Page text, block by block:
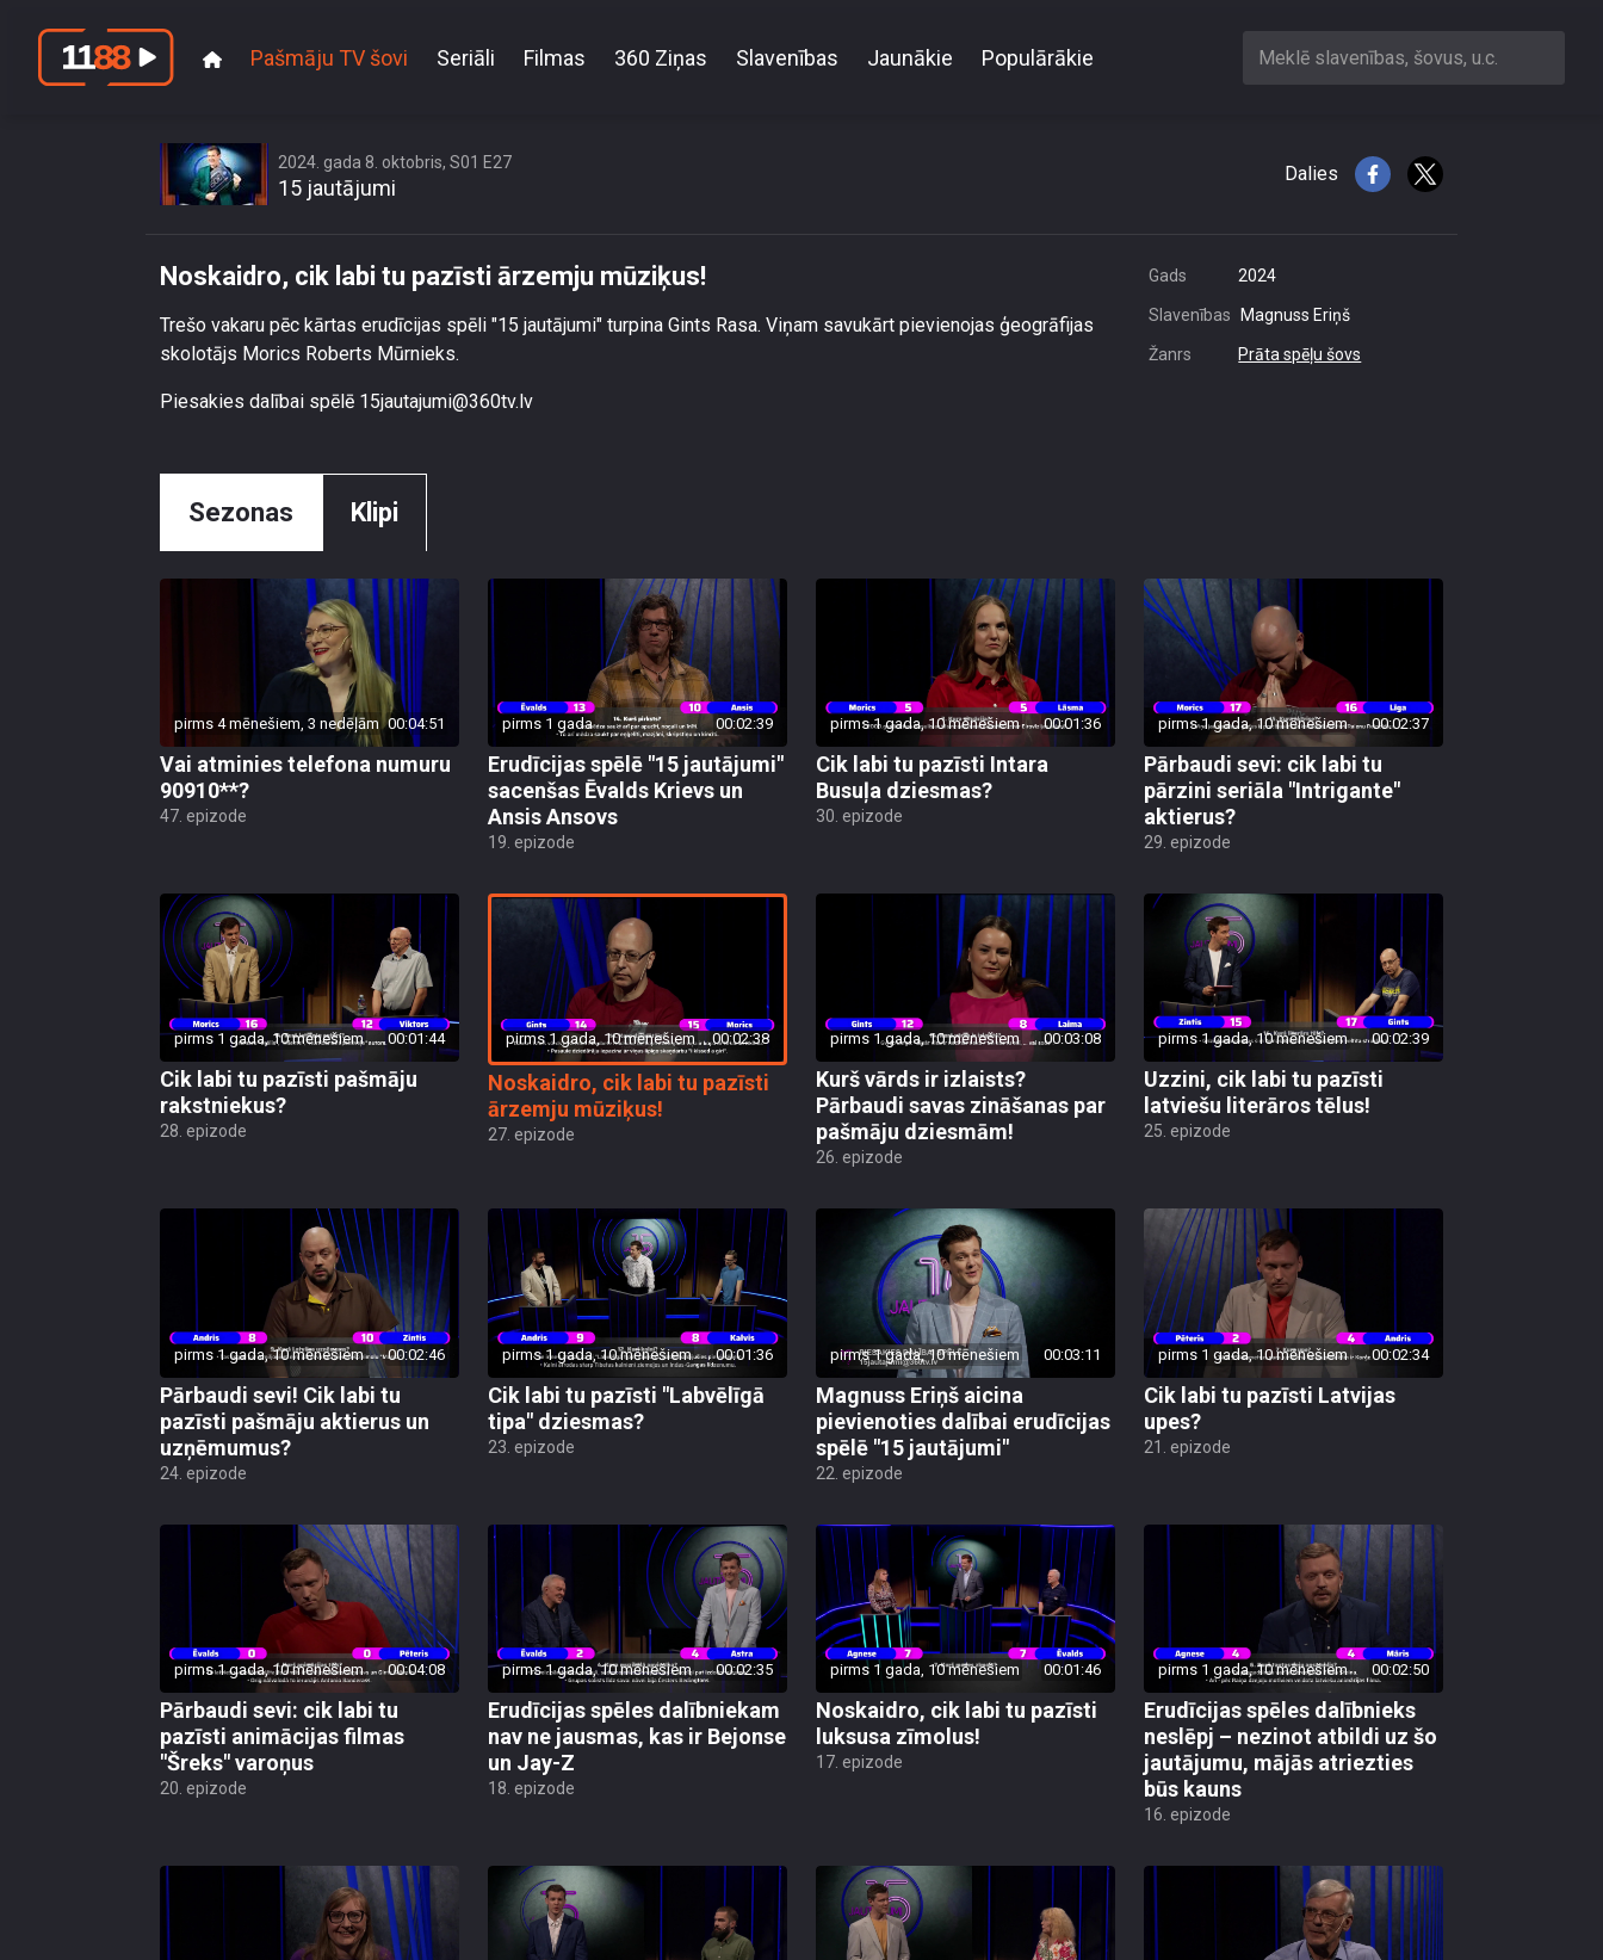
Pašmāju TV šovi Seriāli Filmas 360 Ziņas Slavenības Jaunākie Populārākie Meklē slavenības, šovus, u.c.
2024. gada 8. oktobris, S01 E27
15 jautājumi
Dalies
Noskaidro, cik labi tu pazīsti ārzemju mūziķus!
Trešo vakaru pēc kārtas erudīcijas spēli "15 jautājumi" turpina Gints Rasa. Viņam savukārt pievienojas ģeogrāfijas
skolotājs Morics Roberts Mūrnieks.
Piesakies dalībai spēlē 15jautajumi@360tv.lv
Gads 2024
Slavenības Magnuss Eriņš
Žanrs Prāta spēļu šovs
Sezonas Klipi
pirms 4 mēnešiem, 3 nedēļām 00:04:51
Vai atminies telefona numuru
90910**?
47. epizode
pirms 1 gada 00:02:39
Erudīcijas spēlē "15 jautājumi"
sacenšas Ēvalds Krievs un
Ansis Ansovs
19. epizode
pirms 1 gada, 10 mēnešiem 00:01:36
Cik labi tu pazīsti Intara
Busuļa dziesmas?
30. epizode
pirms 1 gada, 10 mēnešiem 00:02:37
Pārbaudi sevi: cik labi tu
pārzini seriāla "Intrigante"
aktierus?
29. epizode
pirms 1 gada, 10 mēnešiem 00:01:44
Cik labi tu pazīsti pašmāju
rakstniekus?
28. epizode
pirms 1 gada, 10 mēnešiem 00:02:38
Noskaidro, cik labi tu pazīsti
ārzemju mūziķus!
27. epizode
pirms 1 gada, 10 mēnešiem 00:03:08
Kurš vārds ir izlaists?
Pārbaudi savas zināšanas par
pašmāju dziesmām!
26. epizode
pirms 1 gada, 10 mēnešiem 00:02:39
Uzzini, cik labi tu pazīsti
latviešu literāros tēlus!
25. epizode
pirms 1 gada, 10 mēnešiem 00:02:46
Pārbaudi sevi! Cik labi tu
pazīsti pašmāju aktierus un
uzņēmumus?
24. epizode
pirms 1 gada, 10 mēnešiem 00:01:36
Cik labi tu pazīsti "Labvēlīgā
tipa" dziesmas?
23. epizode
pirms 1 gada, 10 mēnešiem 00:03:11
Magnuss Eriņš aicina
pievienoties dalībai erudīcijas
spēlē "15 jautājumi"
22. epizode
pirms 1 gada, 10 mēnešiem 00:02:34
Cik labi tu pazīsti Latvijas
upes?
21. epizode
pirms 1 gada, 10 mēnešiem 00:04:08
Pārbaudi sevi: cik labi tu
pazīsti animācijas filmas
"Šreks" varoņus
20. epizode
pirms 1 gada, 10 mēnešiem 00:02:35
Erudīcijas spēles dalībniekam
nav ne jausmas, kas ir Bejonse
un Jay-Z
18. epizode
pirms 1 gada, 10 mēnešiem 00:01:46
Noskaidro, cik labi tu pazīsti
luksusa zīmolus!
17. epizode
pirms 1 gada, 10 mēnešiem 00:02:50
Erudīcijas spēles dalībnieks
neslēpj – nezinot atbildi uz šo
jautājumu, mājās atriezties
būs kauns
16. epizode